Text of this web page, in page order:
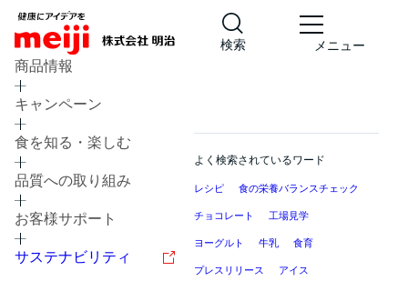
検索 メニュー
商品情報
キャンペーン
食を知る・楽しむ
品質への取り組み
お客様サポート
サステナビリティ
よく検索されているワード
レシピ 食の栄養バランスチェック
チョコレート 工場見学
ヨーグルト 牛乳 食育
プレスリリース アイス